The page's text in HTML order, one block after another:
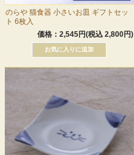
のらや 猫食器 小さいお皿 ギフトセッ
ト 6枚入
価格：2,545円(税込 2,800円)